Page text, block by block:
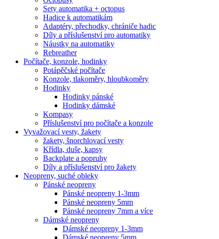
Sety automatika + octopus
Hadice k automatikám
Adaptéry, přechodky, chrániče hadic
Díly a příslušenství pro automatiky
Náustky na automatiky
Rebreather
Počítače, konzole, hodinky
Potápěčské počítače
Konzole, tlakoměry, hloubkoměry
Hodinky
Hodinky pánské
Hodinky dámské
Kompasy
Příslušenství pro počítače a konzole
Vyvažovací vesty, žakety
žakety, šnorchlovací vesty
Křídla, duše, kapsy
Backplate a popruhy
Díly a příslušenství pro žakety
Neopreny, suché obleky
Pánské neopreny
Pánské neopreny 1-3mm
Pánské neopreny 5mm
Pánské neopreny 7mm a více
Dámské neopreny
Dámské neopreny 1-3mm
Dámské neopreny 5mm